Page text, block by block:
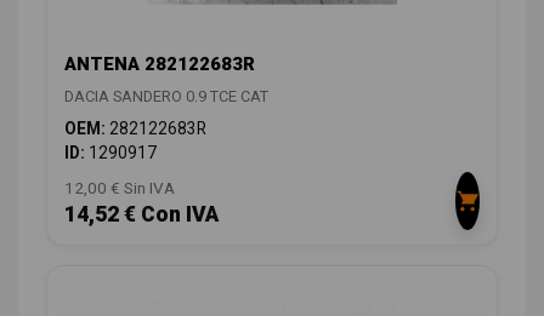
ANTENA 282122683R
DACIA SANDERO 0.9 TCE CAT
OEM: 282122683R
ID: 1290917
12,00 € Sin IVA
14,52 € Con IVA